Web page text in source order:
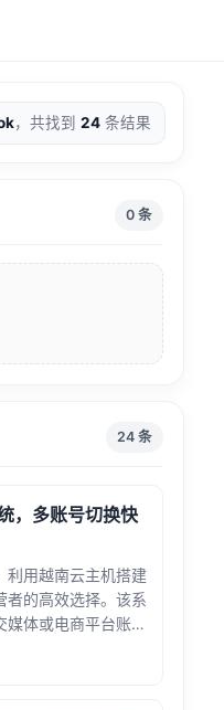
，共找到 24 条结果
0 条
24 条
，多账号切换快
利用越南云主机搭建
者的高效选择。该系
媒体或电商平台账
著提升工作效率。